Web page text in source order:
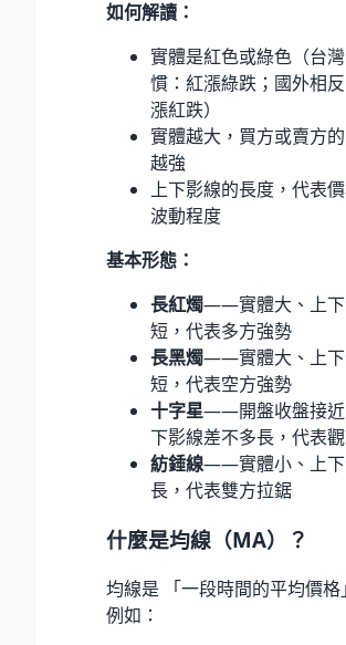
如何解讀：
實體是紅色或綠色（台
慣：紅漲綠跌；國外相
漲紅跌）
實體越大，買方或賣方
越強
上下影線的長度，代表
波動程度
基本形態：
長紅燭——實體大、上下
短，代表多方強勢
長黑燭——實體大、上下
短，代表空方強勢
十字星——開盤收盤接近
下影線差不多長，代表
紡錘線——實體小、上下
長，代表雙方拉鋸
什麼是均線（MA）？
均線是 「一段時間的平均價格
例如：